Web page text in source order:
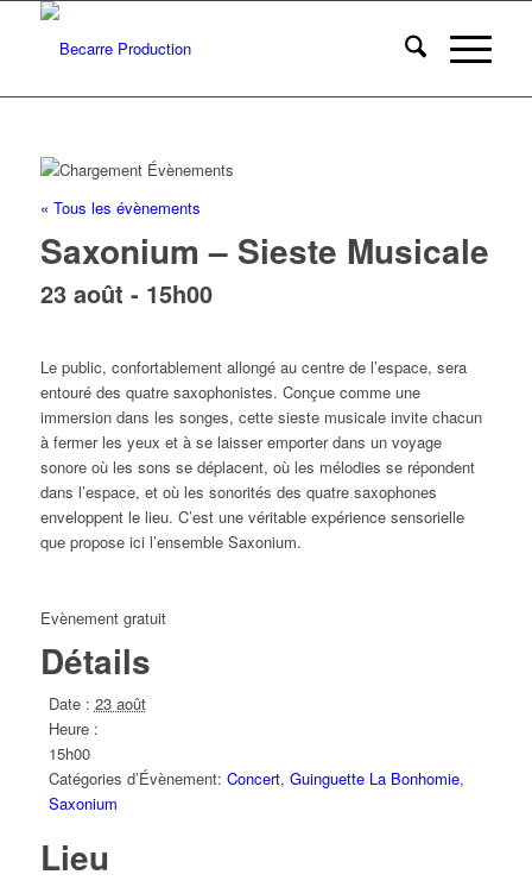
« Tous les évènements
Saxonium – Sieste Musicale
23 août - 15h00
Le public, confortablement allongé au centre de l’espace, sera
entouré des quatre saxophonistes. Conçue comme une
immersion dans les songes, cette sieste musicale invite chacun
à fermer les yeux et à se laisser emporter dans un voyage
sonore où les sons se déplacent, où les mélodies se répondent
dans l’espace, et où les sonorités des quatre saxophones
enveloppent le lieu. C’est une véritable expérience sensorielle
que propose ici l’ensemble Saxonium.
Evènement gratuit
Détails
Date : 23 août
Heure :
15h00
Catégories d’Évènement: Concert, Guinguette La Bonhomie,
Saxonium
Lieu